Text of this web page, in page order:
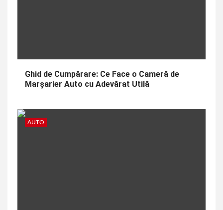
Ghid de Cumpărare: Ce Face o Cameră de
Marșarier Auto cu Adevărat Utilă
AUTO